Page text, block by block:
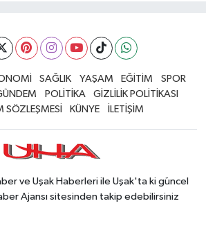
SAĞLIK YAŞAM EĞİTİM
SPOR
POLİTİKA
GİZLİLİK POLİTİKASI
SÖZLEŞMESİ
KÜNYE İLETİŞİM
ve Uşak Haberleri ile Uşak'ta ki güncel
Ajansı sitesinden takip edebilirsiniz